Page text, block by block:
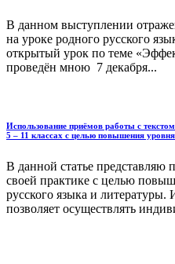
В данном выступлении
на уроке родного русского
открытый урок по теме
проведён мною 7 декабря...
Использование приёмов работы с
5 – 11 классах с целью повышения
В данной статье представляю
своей практике с целью
русского языка и
позволяет осуществлять